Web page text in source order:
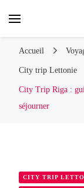
Accueil
City trip Lettonie
City Trip Riga :
séjourner
CITY TRIP